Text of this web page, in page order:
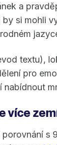
a
si mohli
textu),
pro
více
s